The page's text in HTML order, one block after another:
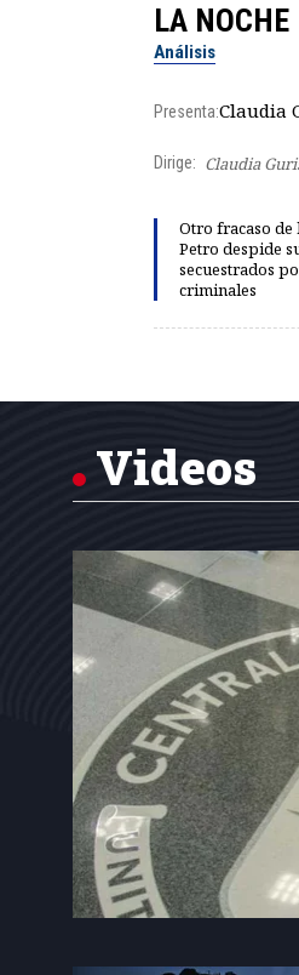
LA NOCHE
Análisis
Presenta:Claudia
Dirige: Claudia
Otro fracaso de
Petro despide
secuestrados
criminales
of
Videos